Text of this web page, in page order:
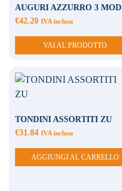
AUGURI AZZURRO 3 MOD
€42.20 IVA inclusa
VAI AL PRODOTTO
TONDINI ASSORTITI ZU
€31.84 IVA inclusa
AGGIUNGI AL CARRELLO